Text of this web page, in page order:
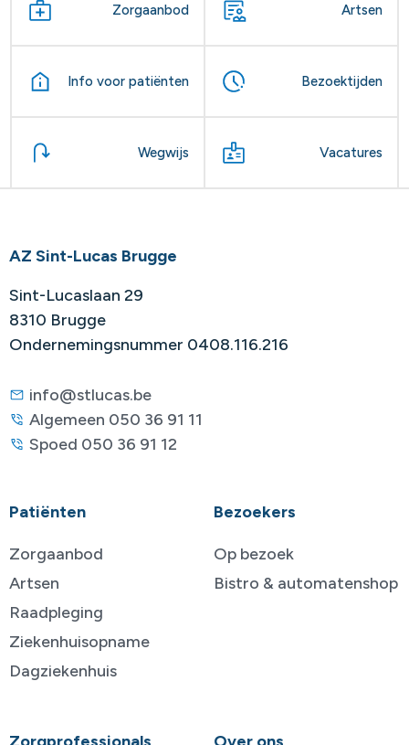
Zorgaanbod Artsen
Info voor patiënten Bezoektijden
Wegwijs Vacatures
AZ Sint-Lucas Brugge
Sint-Lucaslaan 29
8310 Brugge
Ondernemingsnummer 0408.116.216
info@stlucas.be
Algemeen 050 36 91 11
Spoed 050 36 91 12
Patiënten
Zorgaanbod
Artsen
Raadpleging
Ziekenhuisopname
Dagziekenhuis
Bezoekers
Op bezoek
Bistro & automatenshop